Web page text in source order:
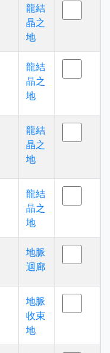
龍結
晶之
地
龍結
晶之
地
龍結
晶之
地
龍結
晶之
地
地脈
迴廊
地脈
收束
地